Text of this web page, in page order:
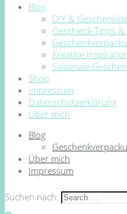
Blog
DIY &
Geschenk-Tipps
Kreative
Saisonale
Shop
Impressum
Datenschutzerklärung
Über mich
Blog
Über mich
Impressum
Suchen nach: